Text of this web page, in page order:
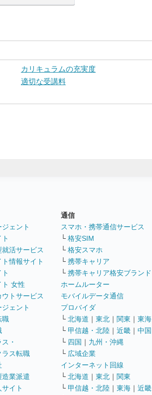
カリキュラムの充実度
適切な受講料
ェント
活サービス
情報サイト
ト 女性
トサービス
ェント
職
・
ラス転職
造業派遣
イト
通信
スマホ・携帯通信サービス
└ 格安SIM
└ 格安スマホ
└ 携帯キャリア
└ 携帯キャリア格安ブランド
ホームルーター
モバイルデータ通信
プロバイダ
└ 北海道 ｜ 東北 ｜ 関東 ｜ 東海
└ 甲信越・北陸 ｜ 近畿 ｜ 中国
└ 四国 ｜ 九州・沖縄
└ 広域企業
インターネット回線
└ 北海道 ｜ 東北 ｜ 関東
└ 甲信越・北陸 ｜ 東海 ｜ 近畿